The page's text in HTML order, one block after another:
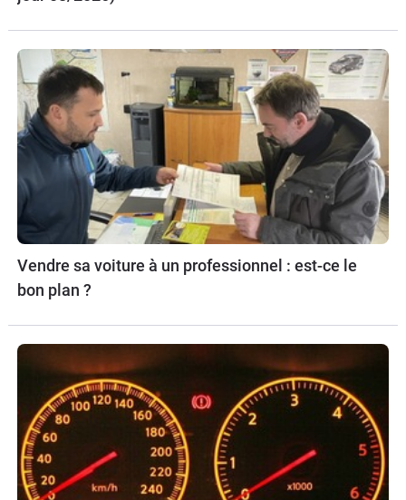
Vendre sa voiture à un professionnel : est-ce le
bon plan ?